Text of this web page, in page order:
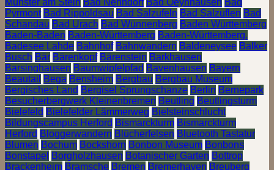
Pyrmont Bad Rippoldsau Bad Salzufeln Bad Salzuflen Bad
Schandau Bad Urach Bad Wünnenberg Baden Württemberg
Baden-Baden Baden-Württemberg Baden-Württemberg.
Badesee Lahde Bahnhof Bahnwandern Baldeneysee Balker
Busch Bär Bärenkopf Bärenstein Barkhausen
Barsinghausen Baumwipfelpfad Bavenhausen Bayern
Beautail
Bega Bensheim Bergbau Bergbau Museum
Bergisches Land Bergisel Sprungschanze Berlin Bernepark
Besucherbergwerk Kleinenbremen Beutling Beutlingsturm
Bielefeld Bielefelder Lämmerweg Bielsteinschlucht
Bildungscampus Herford Bismarckturm Bismarckturm
Herford Bloggerwandern Blücherfelsen Bluetooth Tastatur
Blumen Bochum Bockshorn Bonbon Museum Bonbons
Bonstapel Borgholzhausen Botanischer Garten Bottrop
Brackenheim Bramsche Bremen Bremerhaven Breuberg